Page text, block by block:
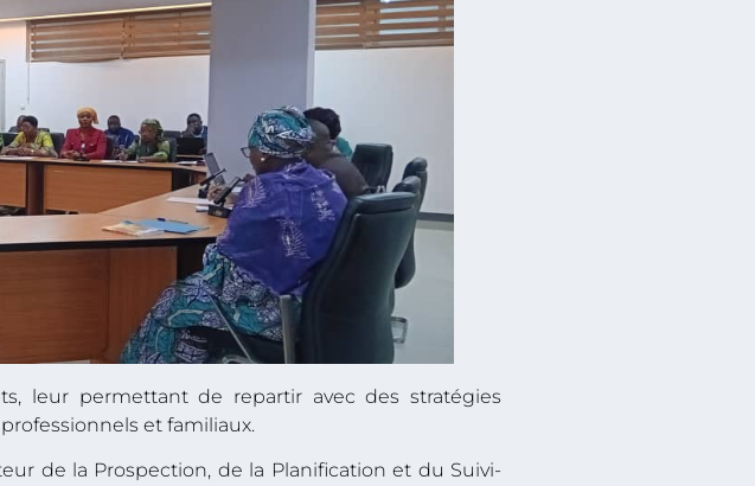
leur permettant de repartir avec des stratégies
et familiaux.
de la Prospection, de la Planification et du Suivi-